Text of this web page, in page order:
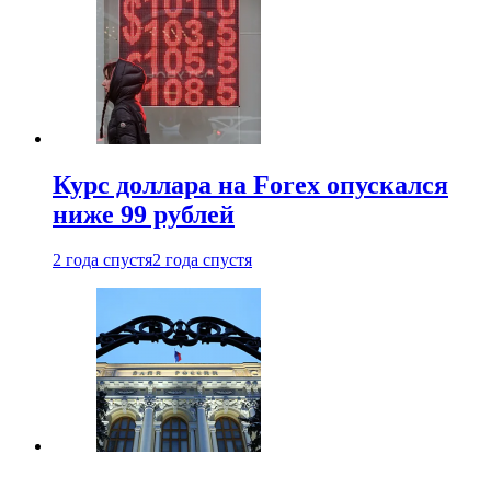
Курс доллара на Forex опускался
ниже 99 рублей
2 года спустя2 года спустя